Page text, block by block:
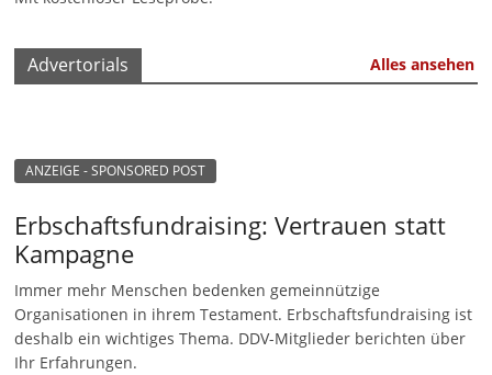
e
t
f
u
n
g
Advertorials Alles ansehen
ANZEIGE - SPONSORED POST
Erbschaftsfundraising: Vertrauen statt
Kampagne
Immer mehr Menschen bedenken gemeinnützige
Organisationen in ihrem Testament. Erbschaftsfundraising ist
deshalb ein wichtiges Thema. DDV-Mitglieder berichten über
Ihr Erfahrungen.